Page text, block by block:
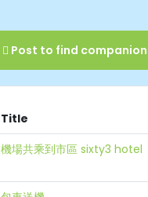
Post to find
Title
機場共乘到市區 sixty3 hotel